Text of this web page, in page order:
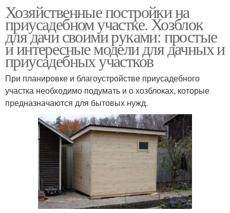
Хозяйственные постройки на
приусадебном участке. Хозблок
для дачи своими руками: простые
и интересные модели для дачных и
приусадебных участков
При планировке и благоустройстве приусадебного
участка необходимо подумать и о хозблоках, которые
предназначаются для бытовых нужд.